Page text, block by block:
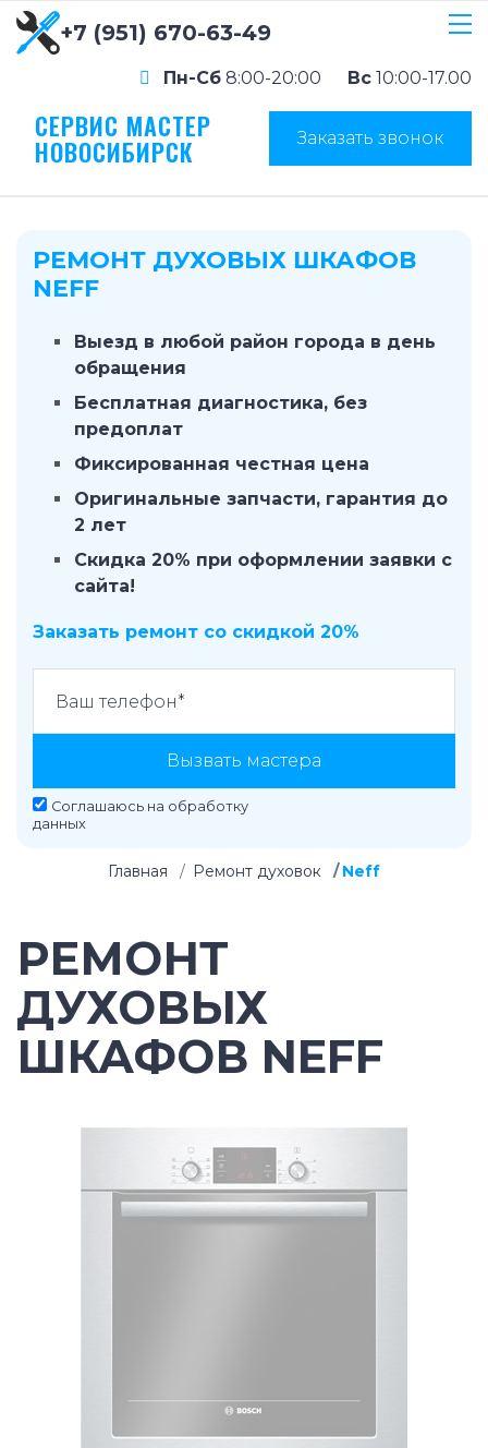
+7 (951) 670-63-49
Пн-Сб 8:00-20:00 Вс 10:00-17.00
СЕРВИС МАСТЕР
НОВОСИБИРСК Заказать звонок
РЕМОНТ ДУХОВЫХ ШКАФОВ
NEFF
Выезд в любой район города в день
обращения
Бесплатная диагностика, без
предоплат
Фиксированная честная цена
Оригинальные запчасти, гарантия до
2 лет
Скидка 20% при оформлении заявки с
сайта!
Заказать ремонт со скидкой 20%
Вызвать мастера
Соглашаюсь на обработку
данных
Главная Ремонт духовок Neff
РЕМОНТ
ДУХОВЫХ
ШКАФОВ NEFF